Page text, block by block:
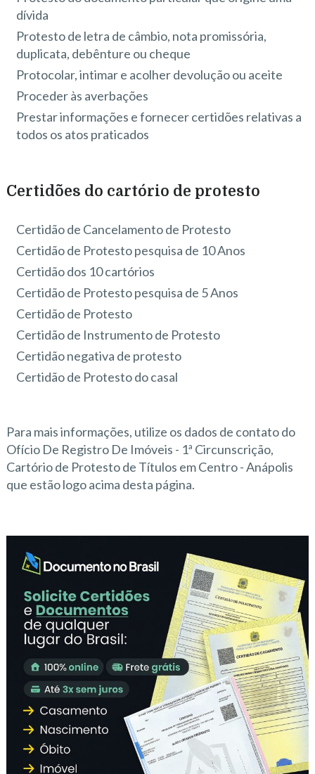
dívida
Protesto de letra de câmbio, nota promissória,
duplicata, debênture ou cheque
Protocolar, intimar e acolher devolução ou aceite
Proceder às averbações
Prestar informações e fornecer certidões relativas a
todos os atos praticados
Certidões do cartório de protesto
Certidão de Cancelamento de Protesto
Certidão de Protesto pesquisa de 10 Anos
Certidão dos 10 cartórios
Certidão de Protesto pesquisa de 5 Anos
Certidão de Protesto
Certidão de Instrumento de Protesto
Certidão negativa de protesto
Certidão de Protesto do casal
Para mais informações, utilize os dados de contato do
Ofício De Registro De Imóveis - 1ª Circunscrição,
Cartório de Protesto de Títulos em Centro - Anápolis
que estão logo acima desta página.